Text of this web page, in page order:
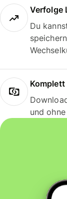
Verfolge
Du
und